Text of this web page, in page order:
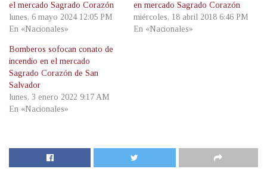
el mercado Sagrado Corazón
lunes, 6 mayo 2024 12:05 PM
En «Nacionales»
en mercado Sagrado Corazón
miércoles, 18 abril 2018 6:46 PM
En «Nacionales»
Bomberos sofocan conato de
incendio en el mercado
Sagrado Corazón de San
Salvador
lunes, 3 enero 2022 9:17 AM
En «Nacionales»